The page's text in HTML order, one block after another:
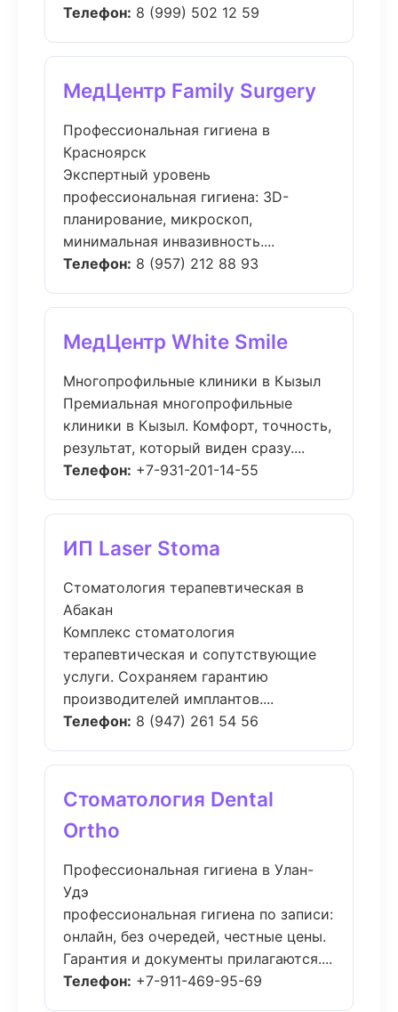
Телефон: 8 (999) 502 12 59
МедЦентр Family Surgery
Профессиональная гигиена в
Красноярск
Экспертный уровень
профессиональная гигиена: 3D-
планирование, микроскоп,
минимальная инвазивность....
Телефон: 8 (957) 212 88 93
МедЦентр White Smile
Многопрофильные клиники в Кызыл
Премиальная многопрофильные
клиники в Кызыл. Комфорт, точность,
результат, который виден сразу....
Телефон: +7-931-201-14-55
ИП Laser Stoma
Стоматология терапевтическая в
Абакан
Комплекс стоматология
терапевтическая и сопутствующие
услуги. Сохраняем гарантию
производителей имплантов....
Телефон: 8 (947) 261 54 56
Стоматология Dental
Ortho
Профессиональная гигиена в Улан-
Удэ
профессиональная гигиена по записи:
онлайн, без очередей, честные цены.
Гарантия и документы прилагаются....
Телефон: +7-911-469-95-69